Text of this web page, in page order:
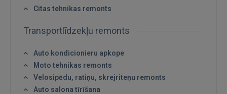
Citas tehnikas remonts
Transportlīdzekļu remonts
Auto kondicionieru apkope
Moto tehnikas remonts
Velosipēdu, ratiņu, skrejriteņu remonts
Auto salona tīrīšana